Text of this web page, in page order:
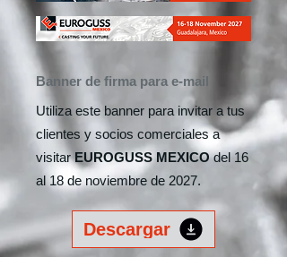
Banner de firma para e-mail
Utiliza este banner para invitar a tus
clientes y socios comerciales a
visitarEUROGUSS MEXICOdel 16
al 18 de noviembre de 2027.
Descargar